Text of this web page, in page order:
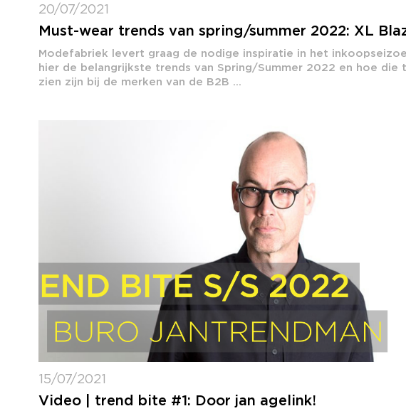
20/07/2021
Must-wear trends van spring/summer 2022: XL
Modefabriek levert graag de nodige inspiratie in het
hier de belangrijkste trends van Spring/Summer 2022 en hoe die
zien zijn bij de merken van de B2B ...
15/07/2021
Video | trend bite #1: Door jan agelink!